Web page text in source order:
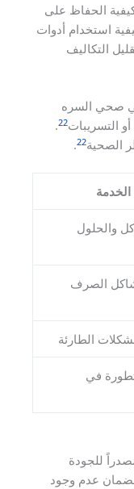
الحفاظ على
استخدام أدوات
التكاليف
صحي السره
التسريبات22
.
الصحية22
.
والحلول
الصرف
الطارئة
في
للجودة
عدم وجود